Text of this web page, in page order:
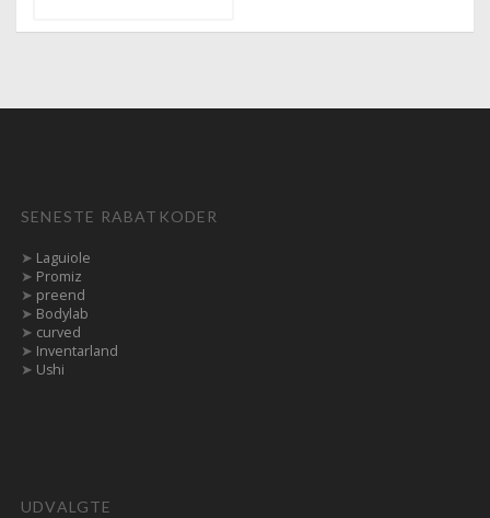
SENESTE RABATKODER
➤ Laguiole
➤ Promiz
➤ preend
➤ Bodylab
➤ curved
➤ Inventarland
➤ Ushi
UDVALGTE